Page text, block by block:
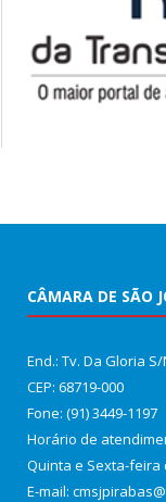
CÂMARA DE SÃO
End.: Tv. Da Gloria
CEP: 68719-000
Fone: (91) 3449-1197
Horário de
Quinta e Sexta-feira
E-mail: